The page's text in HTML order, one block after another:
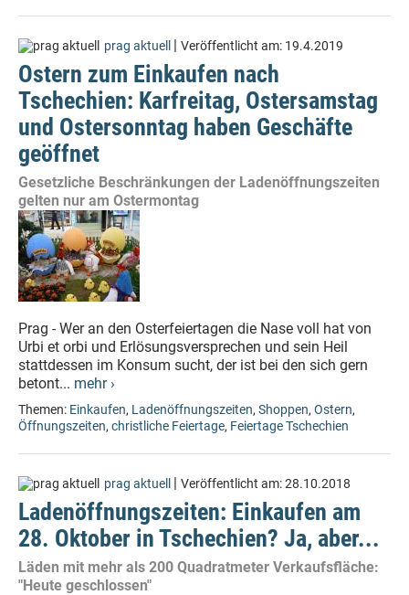
prag aktuell | Veröffentlicht am: 19.4.2019
Ostern zum Einkaufen nach
Tschechien: Karfreitag, Ostersamstag
und Ostersonntag haben Geschäfte
geöffnet
Gesetzliche Beschränkungen der Ladenöffnungszeiten
gelten nur am Ostermontag
Prag - Wer an den Osterfeiertagen die Nase voll hat von
Urbi et orbi und Erlösungsversprechen und sein Heil
stattdessen im Konsum sucht, der ist bei den sich gern
betont... mehr ›
Themen: Einkaufen, Ladenöffnungszeiten, Shoppen, Ostern,
Öffnungszeiten, christliche Feiertage, Feiertage Tschechien
prag aktuell | Veröffentlicht am:28.10.2018
Ladenöffnungszeiten: Einkaufen am
28. Oktober in Tschechien? Ja, aber...
Läden mit mehr als 200 Quadratmeter Verkaufsfläche:
"Heute geschlossen"